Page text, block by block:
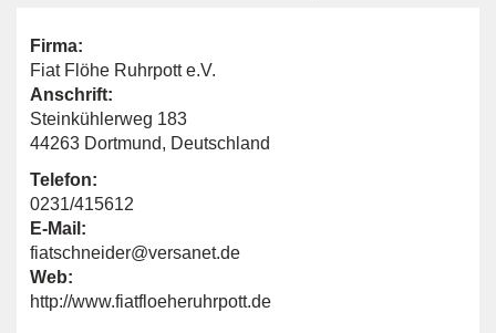
Firma:
Fiat Flöhe Ruhrpott e.V.
Anschrift:
Steinkühlerweg 183
44263 Dortmund, Deutschland
Telefon:
0231/415612
E-Mail:
fiatschneider@versanet.de
Web:
http://www.fiatfloeheruhrpott.de